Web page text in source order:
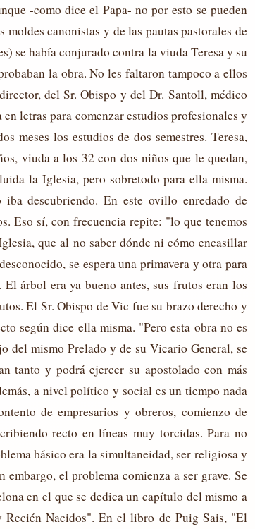
-como dice el Papa- no por esto se pueden
canonistas y de las pautas pastorales de
se había conjurado contra la viuda Teresa y su
la obra. No les faltaron tampoco a ellos
del Sr. Obispo y del Dr. Santoll, médico
letras para comenzar estudios profesionales y
meses los estudios de dos semestres. Teresa,
viuda a los 32 con dos niños que le quedan,
la Iglesia, pero sobretodo para ella misma.
descubriendo. En este ovillo enredado de
Eso sí, con frecuencia repite: "lo que tenemos
que al no saber dónde ni cómo encasillar
se espera una primavera y otra para
árbol era ya bueno antes, sus frutos eran los
El Sr. Obispo de Vic fue su brazo derecho y
según dice ella misma. "Pero esta obra no es
del mismo Prelado y de su Vicario General, se
tanto y podrá ejercer su apostolado con más
a nivel político y social es un tiempo nada
de empresarios y obreros, comienzo de
recto en líneas muy torcidas. Para no
básico era la simultaneidad, ser religiosa y
el problema comienza a ser grave. Se
en el que se dedica un capítulo del mismo a
Recién Nacidos". En el libro de Puig Sais, "El